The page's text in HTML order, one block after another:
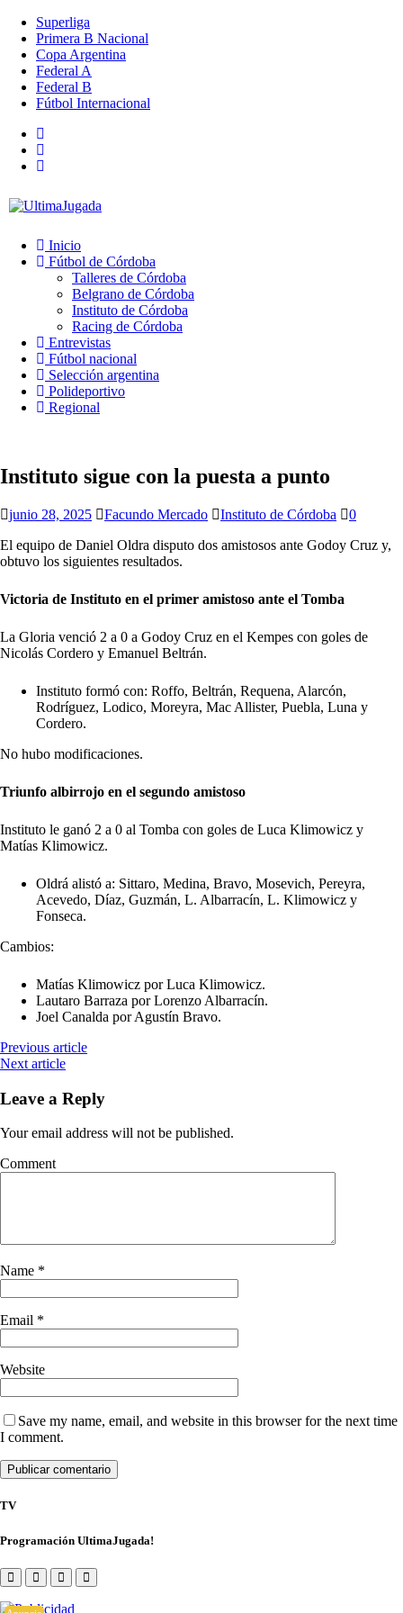
Superliga
Primera B Nacional
Copa Argentina
Federal A
Federal B
Fútbol Internacional
Inicio
Fútbol de Córdoba
Talleres de Córdoba
Belgrano de Córdoba
Instituto de Córdoba
Racing de Córdoba
Entrevistas
Fútbol nacional
Selección argentina
Polideportivo
Regional
Instituto sigue con la puesta a punto
junio 28, 2025 Facundo Mercado Instituto de Córdoba
0
El equipo de Daniel Oldra disputo dos amistosos ante Godoy Cruz y,
obtuvo los siguientes resultados.
Victoria de Instituto en el primer amistoso ante el Tomba
La Gloria venció 2 a 0 a Godoy Cruz en el Kempes con goles de
Nicolás Cordero y Emanuel Beltrán.
Instituto formó con: Roffo, Beltrán, Requena, Alarcón,
Rodríguez, Lodico, Moreyra, Mac Allister, Puebla, Luna y
Cordero.
No hubo modificaciones.
Triunfo albirrojo en el segundo amistoso
Instituto le ganó 2 a 0 al Tomba con goles de Luca Klimowicz y
Matías Klimowicz.
Oldrá alistó a: Sittaro, Medina, Bravo, Mosevich, Pereyra,
Acevedo, Díaz, Guzmán, L. Albarracín, L. Klimowicz y
Fonseca.
Cambios:
Matías Klimowicz por Luca Klimowicz.
Lautaro Barraza por Lorenzo Albarracín.
Joel Canalda por Agustín Bravo.
Previous article
Next article
Leave a Reply
Your email address will not be published.
Comment
Name *
Email *
Website
Save my name, email, and website in this browser for the next time
I comment.
TV
Programación UltimaJugada!